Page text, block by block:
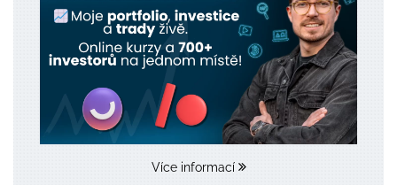
Více informací